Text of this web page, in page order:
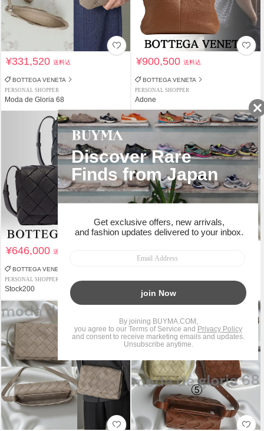
¥331,520送料込
BOTTEGA VENETA
PERSONAL SHOPPER
Moda de Gloria 68
¥900,500送料込
BOTTEGA VENETA
PERSONAL SHOPPER
Adone
¥646,000送料込
BOTTEGA VENETA
PERSONAL SHOPPER
Stock200 Moda de Gloria 68